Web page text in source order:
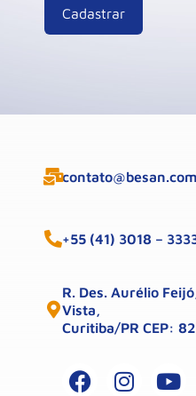
+55 (41) 3018 –
R. Des. Aurélio
Vista,
Curitiba/PR CEP: